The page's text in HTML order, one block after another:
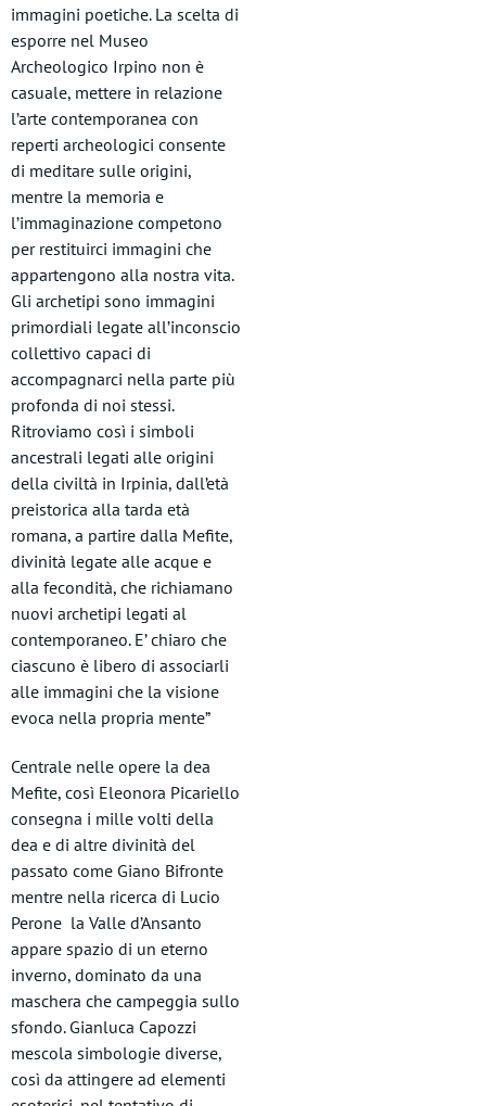
immagini poetiche. La scelta di
esporre nel Museo
Archeologico Irpino non è
casuale, mettere in relazione
l’arte contemporanea con
reperti archeologici consente
di meditare sulle origini,
mentre la memoria e
l’immaginazione competono
per restituirci immagini che
appartengono alla nostra vita.
Gli archetipi sono immagini
primordiali legate all’inconscio
collettivo capaci di
accompagnarci nella parte più
profonda di noi stessi.
Ritroviamo così i simboli
ancestrali legati alle origini
della civiltà in Irpinia, dall’età
preistorica alla tarda età
romana, a partire dalla Mefite,
divinità legate alle acque e
alla fecondità, che richiamano
nuovi archetipi legati al
contemporaneo. E’ chiaro che
ciascuno è libero di associarli
alle immagini che la visione
evoca nella propria mente”
Centrale nelle opere la dea
Mefite, così Eleonora Picariello
consegna i mille volti della
dea e di altre divinità del
passato come Giano Bifronte
mentre nella ricerca di Lucio
Perone la Valle d’Ansanto
appare spazio di un eterno
inverno, dominato da una
maschera che campeggia sullo
sfondo. Gianluca Capozzi
mescola simbologie diverse,
così da attingere ad elementi